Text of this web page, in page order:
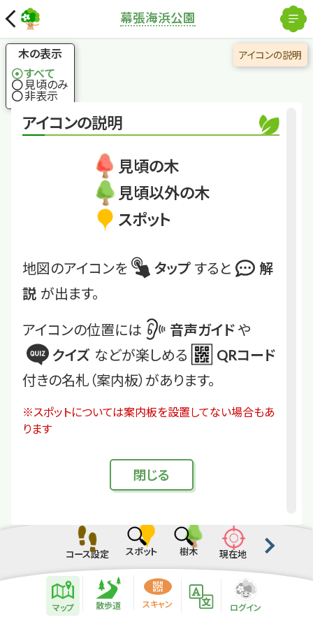
アイコンの説明
見頃の木
見頃以外の木
スポット
地図のアイコンを タップ すると
解
説 が出ます。
アイコンの位置には 音声ガイド や
クイズ などが楽しめる
QRコード
付きの名札（案内板）があります。
※スポットについては案内板を設置してない場合もあ
ります
閉じる
幕張海浜公園
クロガネモチ
クロガネモチ
国土地理院
木の表示
すべて
見頃のみ
非表示
解除
アイコンの説明
コース設定 スポット 樹木 現在地
マップ 散歩道 スキャン ログイン
散歩道紹介ページ
緑地紹介情報